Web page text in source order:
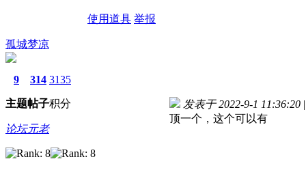
使用道具 举报
孤城梦凉
9
主题
314
帖子
3135
积分
论坛元老
发表于 2022-9-1 11:36:20 |
顶一个，这个可以有